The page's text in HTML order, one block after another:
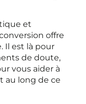
et
offre
Il est là pour
de doute,
vous aider à
au long de ce